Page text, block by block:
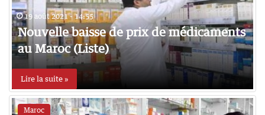
19 août 2021 - 14:55
Nouvelle baisse de prix de médicaments
au Maroc (Liste)
Lire la suite »
Maroc